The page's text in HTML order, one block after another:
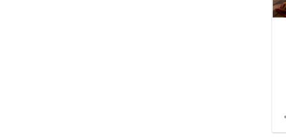
شارك